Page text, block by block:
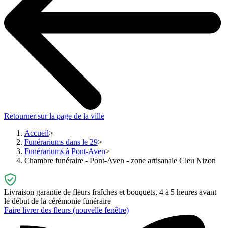
Retourner sur la page de la ville
Accueil
Funérariums dans le 29
Funérariums à Pont-Aven
Chambre funéraire - Pont-Aven - zone artisanale Cleu Nizon
Livraison garantie de fleurs fraîches et bouquets, 4 à 5 heures avant
le début de la cérémonie funéraire
Faire livrer des fleurs (nouvelle fenêtre)